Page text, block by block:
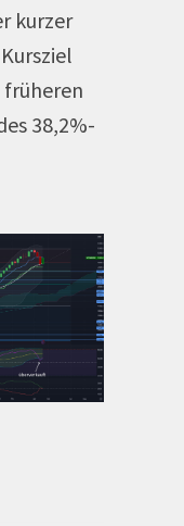
kurzer
früheren
38,2%-